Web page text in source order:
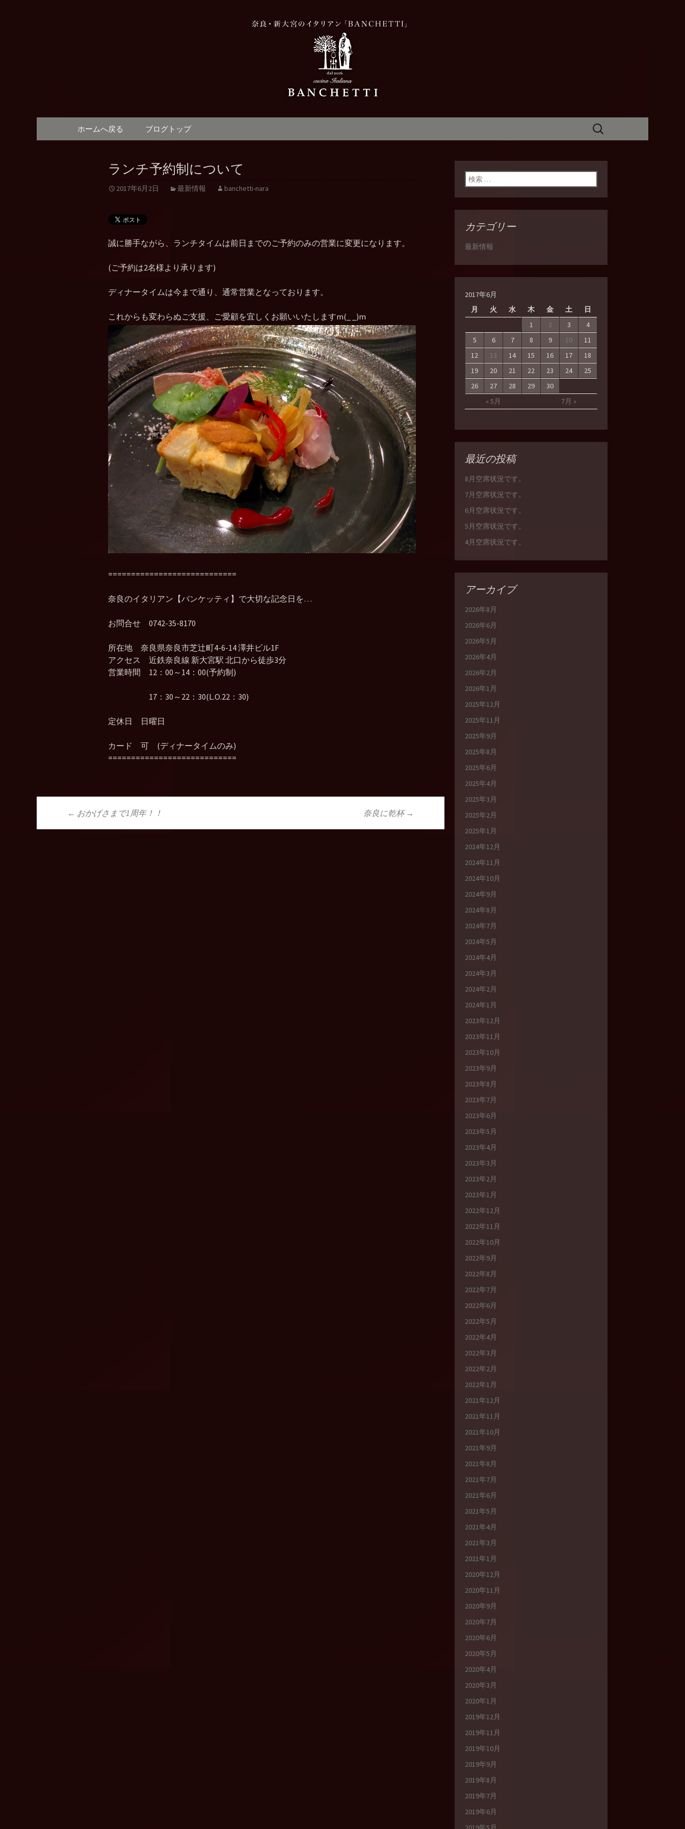
奈良、新大宮「BANCHETTI(バンケッテ
コンテンツへ移動
ホームへ戻る ブログトップ
検
ランチ予約制について
2017年6月2日 最新情報 banchetti-nara
誠に勝手ながら、ランチタイムは前日までのご予約のみの営業に変更になります。
(ご予約は2名様より承ります)
ディナータイムは今まで通り、通常営業となっております。
これからも変わらぬご支援、ご愛顧を宜しくお願いいたしますm(_ _)m
============================
奈良のイタリアン【バンケッティ】で大切な記念日を…
お問合せ 0742-35-8170
所在地 奈良県奈良市芝辻町4-6-14 澤井ビル1F
アクセス 近鉄奈良線 新大宮駅 北口から徒歩3分
営業時間 12：00～14：00(予約制)
17：30～22：30(L.O.22：30)
定休日 日曜日
カード 可 (ディナータイムのみ)
============================
投稿ナビゲーション
← おかげさまで1周年！！ 奈良に乾杯 →
検索:
カテゴリー
最新情報
2017年6月
月
火 水 木 金 土 日
« 5月 7月 »
1 2 3
4
5
6 7 8 9 10
11
12
13 14 15 16 17
18
19
20 21 22 23 24
25
26
27 28 29 30
最近の投稿
8月空席状況です。
7月空席状況です。
6月空席状況です。
5月空席状況です。
4月空席状況です。
アーカイブ
2026年8月
2026年6月
2026年5月
2026年4月
2026年2月
2026年1月
2025年12月
2025年11月
2025年9月
2025年8月
2025年6月
2025年4月
2025年3月
2025年2月
2025年1月
2024年12月
2024年11月
2024年10月
2024年9月
2024年8月
2024年7月
2024年5月
2024年4月
2024年3月
2024年2月
2024年1月
2023年12月
2023年11月
2023年10月
2023年9月
2023年8月
2023年7月
2023年6月
2023年5月
2023年4月
2023年3月
2023年2月
2023年1月
2022年12月
2022年11月
2022年10月
2022年9月
2022年8月
2022年7月
2022年6月
2022年5月
2022年4月
2022年3月
2022年2月
2022年1月
2021年12月
2021年11月
2021年10月
2021年9月
2021年8月
2021年7月
2021年6月
2021年5月
2021年4月
2021年3月
2021年1月
2020年12月
2020年11月
2020年9月
2020年7月
2020年6月
2020年5月
2020年4月
2020年3月
2020年1月
2019年12月
2019年11月
2019年10月
2019年9月
2019年8月
2019年7月
2019年6月